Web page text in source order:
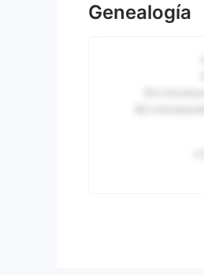
Genealogía